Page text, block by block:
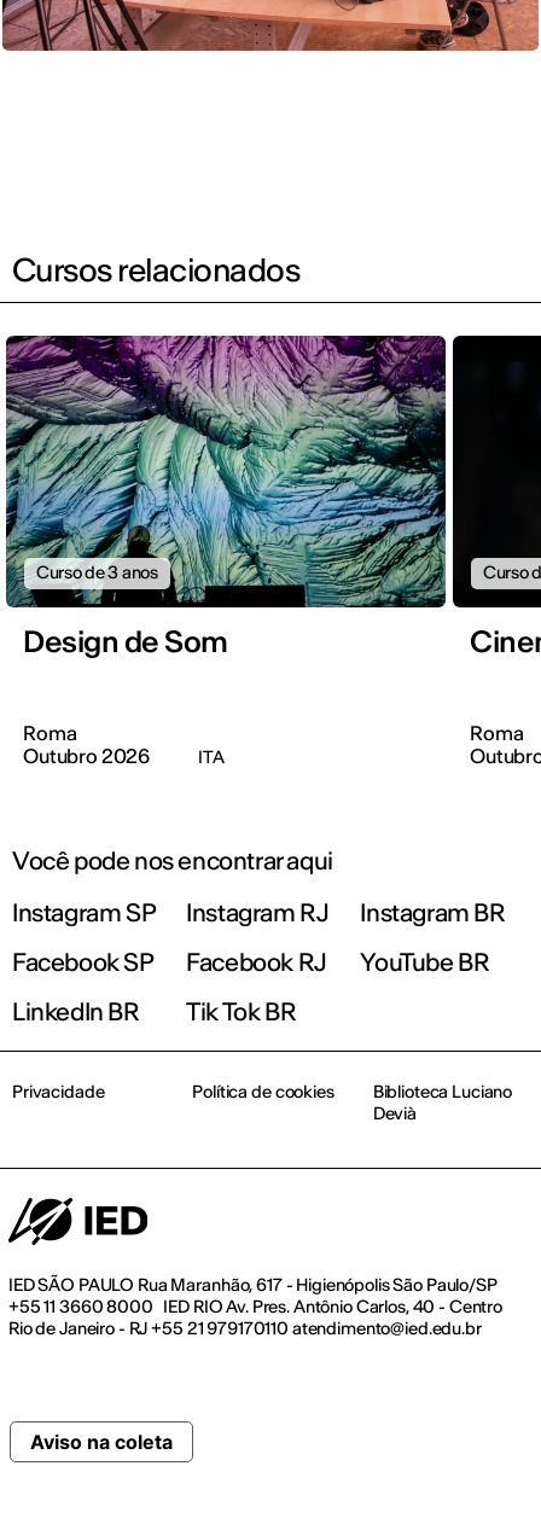
Cursos relacionados
Curso de 3 anos
Design de Som
Roma
Outubro 2026
ITA
Curso
Roma
Você pode nos encontrar aqui
Instagram SP
Instagram RJ
Instagram BR
Facebook SP
Facebook RJ
YouTube BR
LinkedIn BR
Tik Tok BR
IED SÃO PAULO Rua Maranhão, 617 - Higienópolis São Paulo/SP
+55 11 3660 8000 IED RIO Av. Pres. Antônio Carlos, 40 - Centro
Rio de Janeiro - RJ +55 21 979170110 atendimento@ied.edu.br
Privacidade Política de cookies
Biblioteca Luciano
Devià
Aviso na coleta